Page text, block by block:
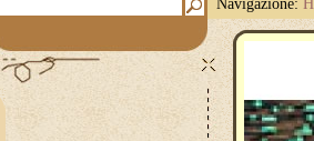
Navigazione: